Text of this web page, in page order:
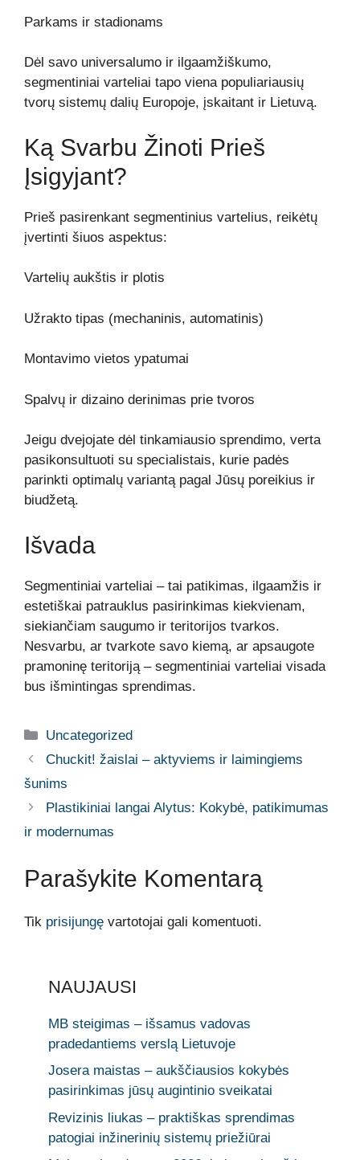
Parkams ir stadionams
Dėl savo universalumo ir ilgaamžiškumo,
segmentiniai varteliai tapo viena populiariausių
tvorų sistemų dalių Europoje, įskaitant ir Lietuvą.
Ką Svarbu Žinoti Prieš
Įsigyjant?
Prieš pasirenkant segmentinius vartelius, reikėtų
įvertinti šiuos aspektus:
Vartelių aukštis ir plotis
Užrakto tipas (mechaninis, automatinis)
Montavimo vietos ypatumai
Spalvų ir dizaino derinimas prie tvoros
Jeigu dvejojate dėl tinkamiausio sprendimo, verta
pasikonsultuoti su specialistais, kurie padės
parinkti optimalų variantą pagal Jūsų poreikius ir
biudžetą.
Išvada
Segmentiniai varteliai – tai patikimas, ilgaamžis ir
estetiškai patrauklus pasirinkimas kiekvienam,
siekiančiam saugumo ir teritorijos tvarkos.
Nesvarbu, ar tvarkote savo kiemą, ar apsaugote
pramoninę teritoriją – segmentiniai varteliai visada
bus išmintingas sprendimas.
Kategorijos
Uncategorized
Chuckit! žaislai – aktyviems ir laimingiems
šunims
Plastikiniai langai Alytus: Kokybė, patikimumas
ir modernumas
Parašykite Komentarą
Tik prisijungę vartotojai gali komentuoti.
NAUJAUSI
MB steigimas – išsamus vadovas
pradedantiems verslą Lietuvoje
Josera maistas – aukščiausios kokybės
pasirinkimas jūsų augintinio sveikatai
Revizinis liukas – praktiškas sprendimas
patogiai inžinerinių sistemų priežiūrai